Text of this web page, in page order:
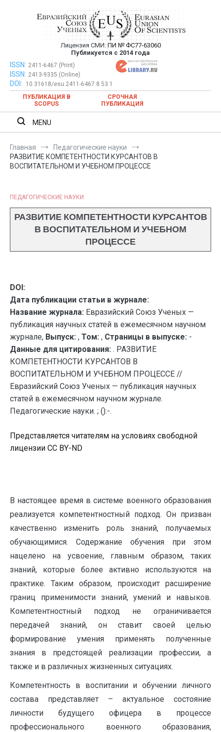
Евразийский Союз Ученых —
публикация научных статей в
ежемесячном научном журнале
Лицензия СМИ: ПИ № ФС77-63060
Публикуется с 2014 года
Евразийский Союз Ученых — публикация научных статей в
ежемесячном научном журнале
ISSN: 2411-6467 (Print)
ISSN: 2413-9335 (Online)
DOI:
10.31618/esu.2411-6467.8.53.1
ПУБЛИКАЦИЯ В
SCOPUS
СРОЧНАЯ
ПУБЛИКАЦИЯ
MENU
Главная
Педагогические науки
РАЗВИТИЕ КОМПЕТЕНТНОСТИ КУРСАНТОВ В
ВОСПИТАТЕЛЬНОМ И УЧЕБНОМ ПРОЦЕССЕ
ПЕДАГОГИЧЕСКИЕ НАУКИ
РАЗВИТИЕ КОМПЕТЕНТНОСТИ КУРСАНТОВ
В ВОСПИТАТЕЛЬНОМ И УЧЕБНОМ
ПРОЦЕССЕ
DOI:
Дата публикации статьи в журнале:
Название журнала: Евразийский Союз Ученых —
публикация научных статей в ежемесячном научном
журнале, Выпуск: , Том: , Страницы в выпуске: -
Данные для цитирования: . РАЗВИТИЕ
КОМПЕТЕНТНОСТИ КУРСАНТОВ В
ВОСПИТАТЕЛЬНОМ И УЧЕБНОМ ПРОЦЕССЕ //
Евразийский Союз Ученых — публикация научных
статей в ежемесячном научном журнале.
Педагогические науки. ; ():-.
Представляется читателям на условиях свободной
лицензии CC BY-ND
В настоящее время в системе военного образования
реализуется компетентностный подход. Он призван
качественно изменить роль знаний, получаемых
обучающимися. Содержание обучения при этом
нацелено на усвоение, главным образом, таких
знаний, которые более активно используются на
практике. Таким образом, происходит расширение
границ применимости знаний, умений и навыков.
Компетентностный подход не ограничивается
передачей знаний, он ставит своей целью
формирование умения применять полученные
знания в предстоящей реализации профессии, а
также и в различных жизненных ситуациях.
Компетентность в воспитании и обучении личного
состава представляет – актуальное состояние
личности будущего офицера в процессе
профессионального военного образования,